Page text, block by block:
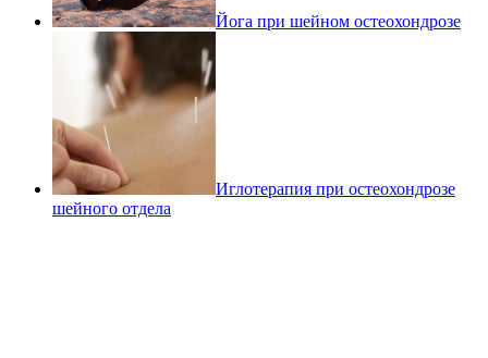
Йога при шейном остеохондрозе
Иглотерапия при остеохондрозе
шейного отдела